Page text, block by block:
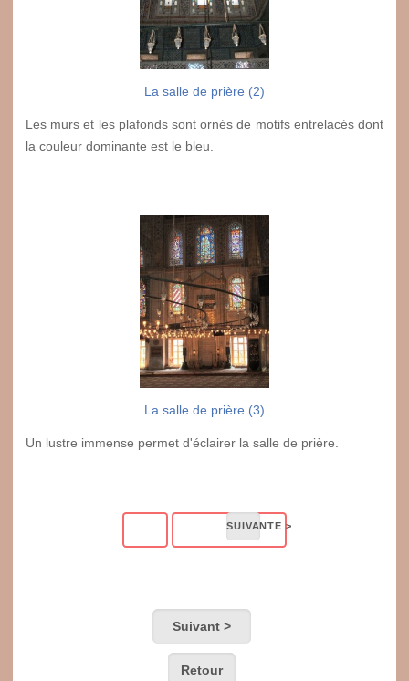
La salle de prière (2)
Les murs et les plafonds sont ornés de motifs entrelacés dont
la couleur dominante est le bleu.
La salle de prière (3)
Un lustre immense permet d'éclairer la salle de prière.
Suivant >
Retour